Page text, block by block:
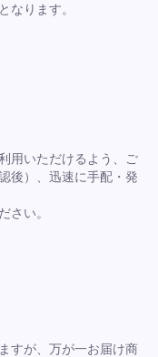
なります。
用いただけるよう、ご
後）、迅速に手配・発
さい。
すが、万が一お届け商